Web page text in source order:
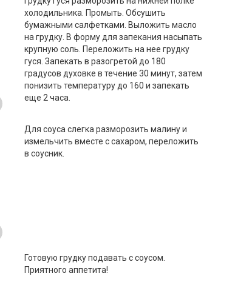
холодильника. Промыть. Обсушить
бумажными салфетками. Выложить масло
на грудку. В форму для запекания насыпать
крупную соль. Переложить на нее грудку
гуся. Запекать в разогретой до 180
градусов духовке в течение 30 минут, затем
понизить температуру до 160 и запекать
еще 2 часа.
Для соуса слегка разморозить малину и
измельчить вместе с сахаром, переложить
в соусник.
Готовую грудку подавать с соусом.
Приятного аппетита!